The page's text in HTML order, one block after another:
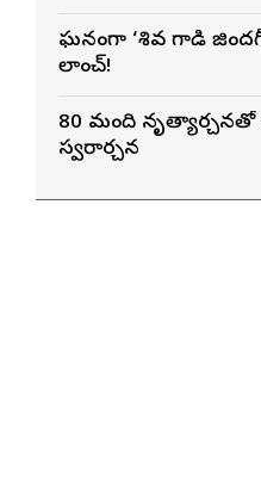
ఘనంగా ‘శివ గాడి
లాంచ్!
80 మంది
స్వరార్చన